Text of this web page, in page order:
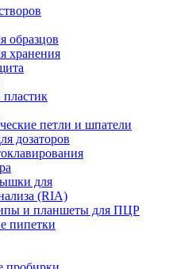
образцов
хранения
пластик
петли и шпатели
дозаторов
для
(RIA)
и планшеты для ПЦР
пипетки